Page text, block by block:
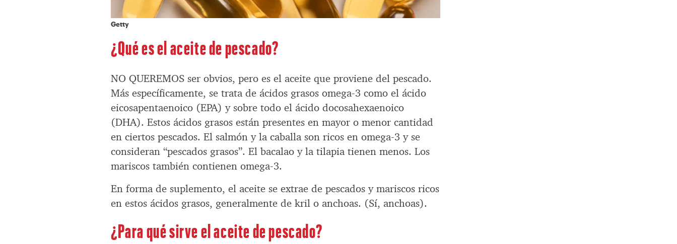
Getty
¿Qué es el aceite de pescado?
NO QUEREMOS ser obvios, pero es el aceite que proviene del pescado.
Más específicamente, se trata de ácidos grasos omega-3 como el ácido
eicosapentaenoico (EPA) y sobre todo el ácido docosahexaenoico
(DHA). Estos ácidos grasos están presentes en mayor o menor cantidad
en ciertos pescados. El salmón y la caballa son ricos en omega-3 y se
consideran “pescados grasos”. El bacalao y la tilapia tienen menos. Los
mariscos también contienen omega-3.
En forma de suplemento, el aceite se extrae de pescados y mariscos ricos
en estos ácidos grasos, generalmente de kril o anchoas. (Sí, anchoas).
¿Para qué sirve el aceite de pescado?